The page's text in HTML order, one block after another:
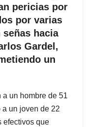
pericias por
por varias
señas hacia
Gardel,
un
un hombre de 51
un joven de 22
efectivos que